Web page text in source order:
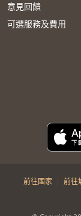
意見回饋
可選服務及費用
前往國家 | 前往